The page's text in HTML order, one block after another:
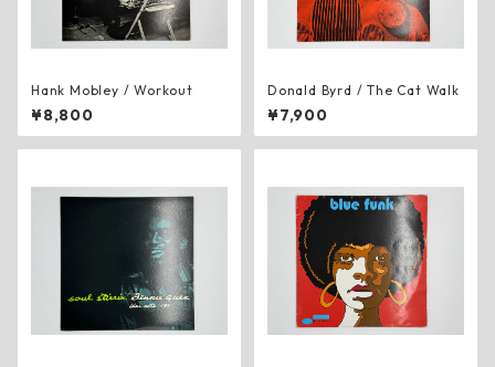
Hank Mobley ‎/ Workout
¥8,800
Donald Byrd ‎/ The Cat Walk
¥7,900